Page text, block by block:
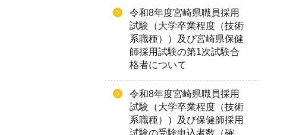
令和8年度宮崎県職員採用
試験（大学卒業程度（技術
系職種））及び宮崎県保健
師採用試験の第1次試験合
格者について
令和8年度宮崎県職員採用
試験（大学卒業程度（技術
系職種））及び保健師採用
試験の受験申込者数（確